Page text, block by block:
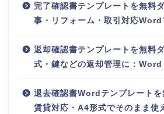
完了確認書テンプレートを無料
事・リフォーム・取引対応Word
返却確認書テンプレートを無料
式・鍵などの返却管理に：Word
退去確認書Wordテンプレートを
賃貸対応・A4形式でそのまま使